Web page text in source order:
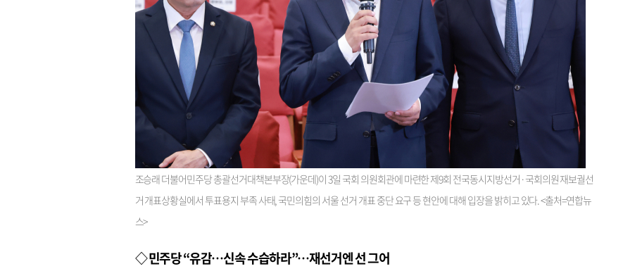
조승래 더불어민주당 총괄선거대책본부장(가운데)이 3일 국회 의원회관에 마련한 제9회 전국동시지방선거·국회의원 재보궐선
거 개표상황실에서 투표용지 부족 사태, 국민의힘의 서울 선거 개표 중단 요구 등 현안에 대해 입장을 밝히고 있다. <출처=연합뉴
스>
◇ 민주당 “유감…신속 수습하라”…재선거엔 선 그어